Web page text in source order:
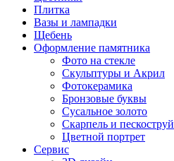
Плитка
Вазы и лампадки
Щебень
Оформление памятника
Фото на стекле
Скульптуры и Акрил
Фотокерамика
Бронзовые буквы
Сусальное золото
Скарпель и пескоструй
Цветной портрет
Сервис